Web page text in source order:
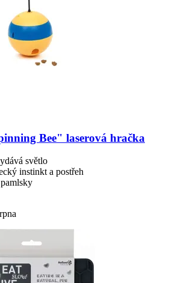
Bee" laserová hračka
světlo
instinkt a postřeh